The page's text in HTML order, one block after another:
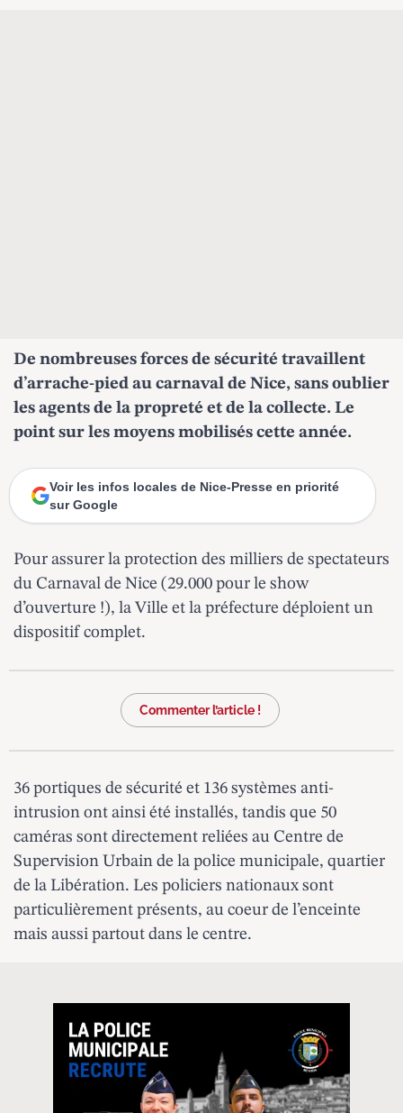
De nombreuses forces de sécurité travaillent
d’arrache-pied au carnaval de Nice, sans oublier
les agents de la propreté et de la collecte. Le
point sur les moyens mobilisés cette année.
Voir les infos locales de Nice-Presse en priorité
sur Google
Pour assurer la protection des milliers de spectateurs
du Carnaval de Nice (29.000 pour le show
d’ouverture !), la Ville et la préfecture déploient un
dispositif complet.
Commenter l’article !
36 portiques de sécurité et 136 systèmes anti-
intrusion ont ainsi été installés, tandis que 50
caméras sont directement reliées au Centre de
Supervision Urbain de la police municipale, quartier
de la Libération. Les policiers nationaux sont
particulièrement présents, au coeur de l’enceinte
mais aussi partout dans le centre.